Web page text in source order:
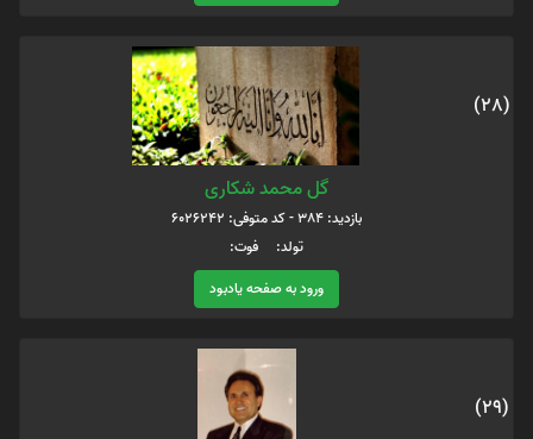
(28)
گل محمد شکاری
بازدید: 384 - کد متوفی: 6026242
تولد: فوت:
ورود به صفحه یادبود
(29)